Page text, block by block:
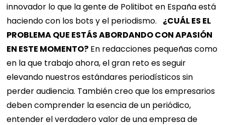
innovador lo que la gente de Politibot en España está
haciendo con los bots y el periodismo. ¿CUÁL ES EL
PROBLEMA QUE ESTÁS ABORDANDO CON APASIÓN
EN ESTE MOMENTO? En redacciones pequeñas como
en la que trabajo ahora, el gran reto es seguir
elevando nuestros estándares periodísticos sin
perder audiencia. También creo que los empresarios
deben comprender la esencia de un periódico,
entender el verdadero valor de una empresa de